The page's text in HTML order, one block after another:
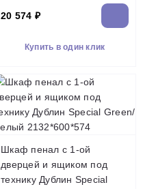
20 574 ₽
Купить в один клик
Шкаф пенал с 1-ой
дверцей и ящиком под
технику Дублин Special